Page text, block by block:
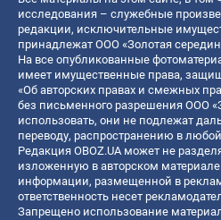
исследования – служебные
редакции, исключительные
принадлежат ООО «Золотая
На все опубликованные
имеет имущественные права,
«Об авторских правах и смежных
без письменного разрешения ООО
использовать, они не подлежат
переводу, распространению в
Редакция OBOZ.UA может не
изложенную в авторском
информации, размещенной в
ответственность несет
Запрещено использование